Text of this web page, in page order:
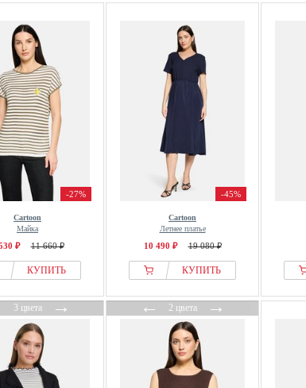
-27%
Cartoon
Майка
₽ 11 660 ₽
КУПИТЬ
-45%
Cartoon
Летнее платье
10 490 ₽ 19 080 ₽
КУПИТЬ
3 цвета→ ←2 цвета→